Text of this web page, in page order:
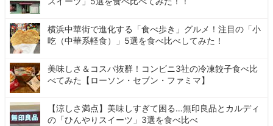
横浜中華街で進化する「食べ歩き」グルメ！注目の「小
吃（中華系軽食）」5選を食べ比べしてみた！
美味しさ＆コスパ抜群！コンビニ3社の冷凍餃子食べ比
べてみた【ローソン・セブン・ファミマ】
【涼しさ満点】美味しすぎて困る…無印良品とカルディ
の「ひんやりスイーツ」3選を食べ比べ